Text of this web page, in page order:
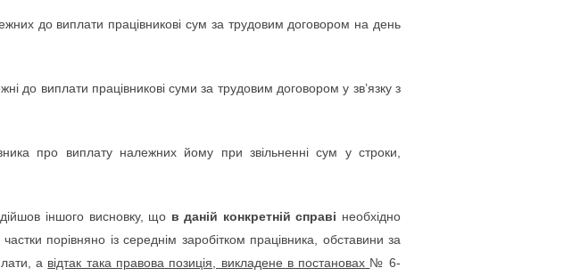
до виплати працівникові сум за трудовим договором на день
до виплати працівникові суми за трудовим договором у зв’язку з
про виплату належних йому при звільненні сум у строки,
іншого висновку, що в даній конкретній справі необхідно
порівняно із середнім заробітком працівника, обставини за
а відтак така правова позиція, викладене в постановах № 6-